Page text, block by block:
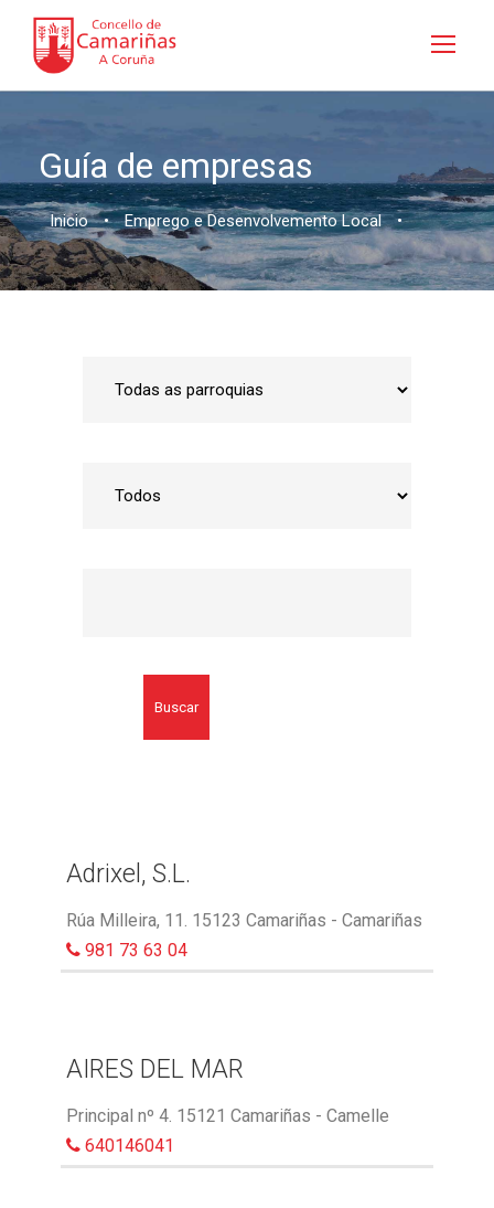
Guía de empresas
Inicio • Emprego e Desenvolvemento Local •
Buscar
Adrixel, S.L.
Rúa Milleira, 11. 15123 Camariñas - Camariñas
981 73 63 04
AIRES DEL MAR
Principal nº 4. 15121 Camariñas - Camelle
640146041